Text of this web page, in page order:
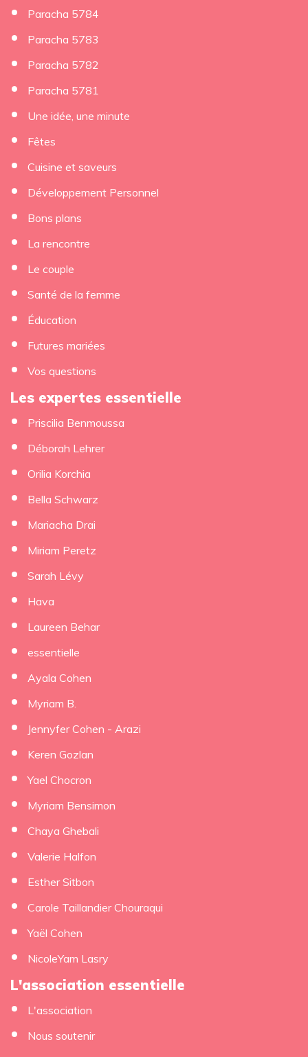
Paracha 5784
Paracha 5783
Paracha 5782
Paracha 5781
Une idée, une minute
Fêtes
Cuisine et saveurs
Développement Personnel
Bons plans
La rencontre
Le couple
Santé de la femme
Éducation
Futures mariées
Vos questions
Les expertes essentielle
Priscilia Benmoussa
Déborah Lehrer
Orilia Korchia
Bella Schwarz
Mariacha Drai
Miriam Peretz
Sarah Lévy
Hava
Laureen Behar
essentielle
Ayala Cohen
Myriam B.
Jennyfer Cohen - Arazi
Keren Gozlan
Yael Chocron
Myriam Bensimon
Chaya Ghebali
Valerie Halfon
Esther Sitbon
Carole Taillandier Chouraqui
Yaël Cohen
NicoleYam Lasry
L'association essentielle
L'association
Nous soutenir